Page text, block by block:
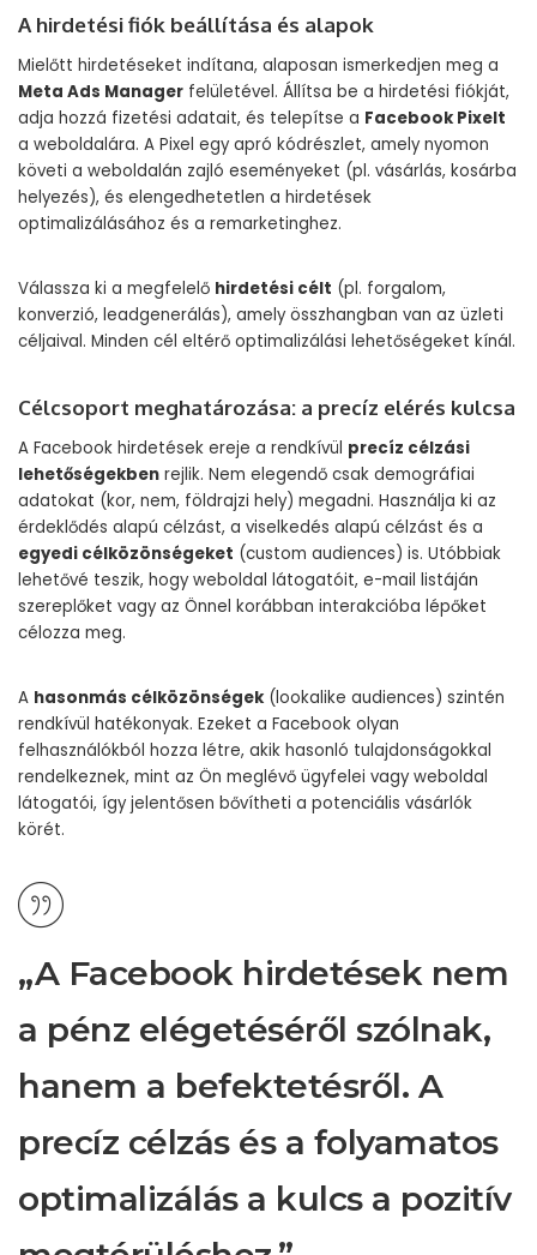
A hirdetési fiók beállítása és alapok
Mielőtt hirdetéseket indítana, alaposan ismerkedjen meg a
Meta Ads Manager felületével. Állítsa be a hirdetési fiókját,
adja hozzá fizetési adatait, és telepítse a Facebook Pixelt
a weboldalára. A Pixel egy apró kódrészlet, amely nyomon
követi a weboldalán zajló eseményeket (pl. vásárlás, kosárba
helyezés), és elengedhetetlen a hirdetések
optimalizálásához és a remarketinghez.
Válassza ki a megfelelő hirdetési célt (pl. forgalom,
konverzió, leadgenerálás), amely összhangban van az üzleti
céljaival. Minden cél eltérő optimalizálási lehetőségeket kínál.
Célcsoport meghatározása: a precíz elérés kulcsa
A Facebook hirdetések ereje a rendkívül precíz célzási
lehetőségekben rejlik. Nem elegendő csak demográfiai
adatokat (kor, nem, földrajzi hely) megadni. Használja ki az
érdeklődés alapú célzást, a viselkedés alapú célzást és a
egyedi célközönségeket (custom audiences) is. Utóbbiak
lehetővé teszik, hogy weboldal látogatóit, e-mail listáján
szereplőket vagy az Önnel korábban interakcióba lépőket
célozza meg.
A hasonmás célközönségek (lookalike audiences) szintén
rendkívül hatékonyak. Ezeket a Facebook olyan
felhasználókból hozza létre, akik hasonló tulajdonságokkal
rendelkeznek, mint az Ön meglévő ügyfelei vagy weboldal
látogatói, így jelentősen bővítheti a potenciális vásárlók
körét.
„A Facebook hirdetések nem
a pénz elégetéséről szólnak,
hanem a befektetésről. A
precíz célzás és a folyamatos
optimalizálás a kulcs a pozitív